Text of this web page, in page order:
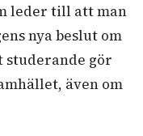
leder till att man
nya beslut om
studerande gör
även om